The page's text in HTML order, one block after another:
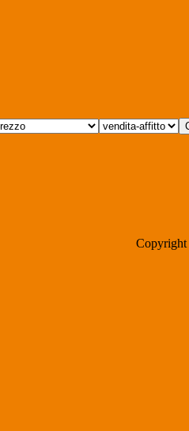
Copyright